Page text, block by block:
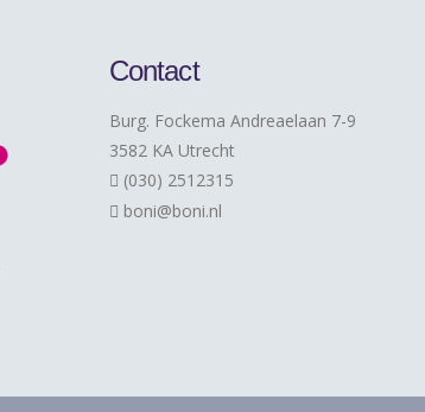
Contact
Burg. Fockema Andreaelaan 7-9
3582 KA Utrecht
(030) 2512315
boni@boni.nl